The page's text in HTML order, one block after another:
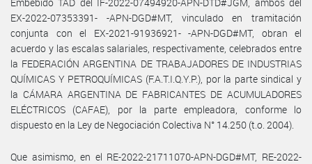
EX-2022-07353391- -APN-DGD#MT, vinculado en tramitación
conjunta con el EX-2021-91936921- -APN-DGD#MT, obran el
acuerdo y las escalas salariales, respectivamente, celebrados entre
la FEDERACIÓN ARGENTINA DE TRABAJADORES DE INDUSTRIAS
QUÍMICAS Y PETROQUÍMICAS (F.A.T.I.Q.Y.P.), por la parte sindical y
la CÁMARA ARGENTINA DE FABRICANTES DE ACUMULADORES
ELÉCTRICOS (CAFAE), por la parte empleadora, conforme lo
dispuesto en la Ley de Negociación Colectiva N° 14.250 (t.o. 2004).
Que asimismo, en el RE-2022-21711070-APN-DGD#MT, RE-2022-